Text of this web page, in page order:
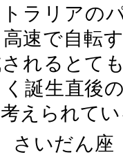
ラリアの
速で自転
れるとて
誕生直後
えられて
さいだん座